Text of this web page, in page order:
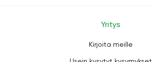
Yritys
Kirjoita meille